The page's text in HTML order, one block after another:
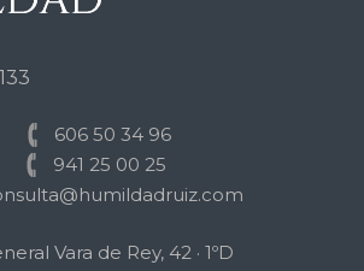
606 50 34 96
941 25 00 25
Vara de Rey, 42 · 1ºD